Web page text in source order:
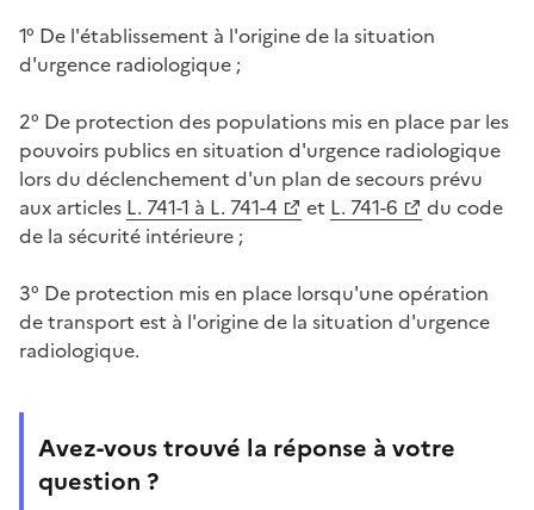
1° De l'établissement à l'origine de la situation
d'urgence radiologique ;
2° De protection des populations mis en place par les
pouvoirs publics en situation d'urgence radiologique
lors du déclenchement d'un plan de secours prévu
aux articles L. 741-1 à L. 741-4 et L. 741-6
du code
de la sécurité intérieure ;
3° De protection mis en place lorsqu'une opération
de transport est à l'origine de la situation d'urgence
radiologique.
Avez-vous trouvé la réponse à votre
question ?